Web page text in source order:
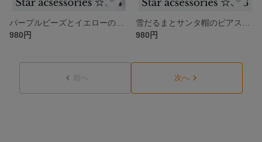
980円
980円
前へ 次へ